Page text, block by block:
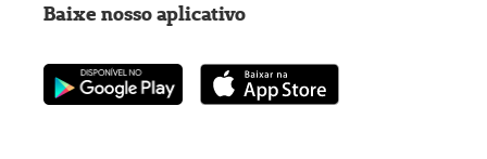
Baixe nosso aplicativo